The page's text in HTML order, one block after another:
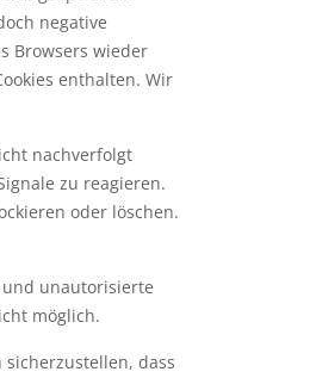
negative
Browsers wieder
enthalten. Wir
nachverfolgt
zu reagieren.
oder löschen.
und unautorisierte
möglich.
dass